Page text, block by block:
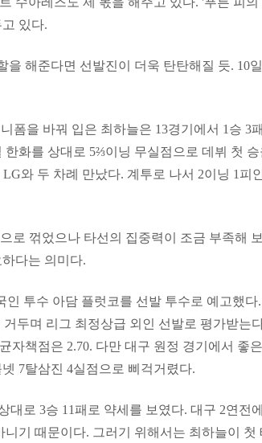
있다.
을 해준다면 선발진이 더욱 탄탄해질 듯. 10
폼을 바꿔 입은 최하늘은 13경기에서 1승 3
한화를 상대로 5⅔이닝 무실점으로 데뷔 첫
와 두 차례 만났다. 계투로 나서 2이닝 1피
로 꺾었으나 타선의 집중력이 조금 부족해
다는 의미다.
인 투수 아담 플럿코를 선발 투수로 예고했다
두며 리그 최정상급 외인 선발로 평가받는
자책점은 2.70. 다만 대구 원정 경기에서 좋
7탈삼진 4실점으로 삐걱거렸다.
대로 3승 11패로 약세를 보였다. 대구 2연전
니기 때문이다. 그러기 위해서는 최하늘이 첫